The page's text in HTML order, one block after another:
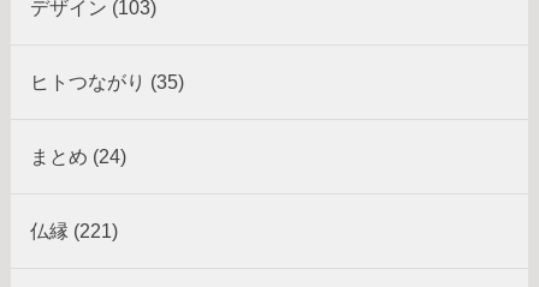
デザイン (103)
ヒトつながり (35)
まとめ (24)
仏縁 (221)